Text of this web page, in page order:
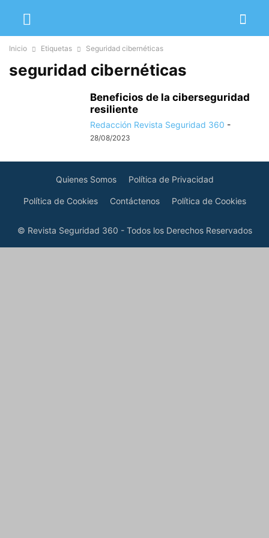
Inicio Etiquetas Seguridad cibernéticas
seguridad cibernéticas
Beneficios de la ciberseguridad
resiliente
Redacción Revista Seguridad 360 -
28/08/2023
Quienes Somos Política de Privacidad
Política de Cookies Contáctenos Política de Cookies
© Revista Seguridad 360 - Todos los Derechos Reservados